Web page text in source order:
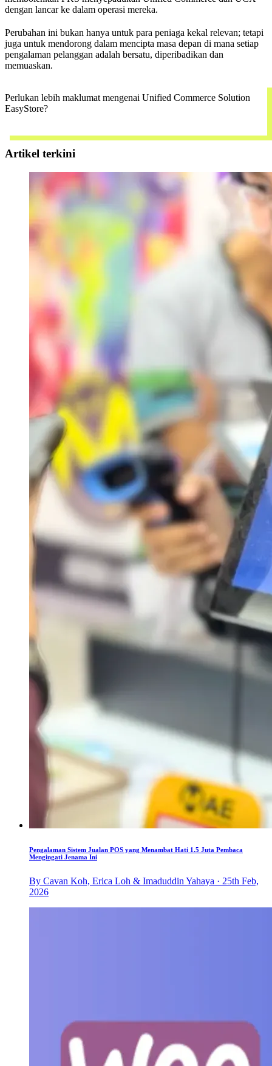
dengan lancar ke dalam operasi mereka.
Perubahan ini bukan hanya untuk para peniaga kekal relevan; tetapi
juga untuk mendorong dalam mencipta masa depan di mana setiap
pengalaman pelanggan adalah bersatu, diperibadikan dan
memuaskan.
Perlukan lebih maklumat mengenai Unified Commerce Solution
EasyStore?
Artikel terkini
Pengalaman Sistem Jualan POS yang Menambat Hati 1.5 Juta Pembaca
Mengingati Jenama Ini
By Cavan Koh, Erica Loh & Imaduddin Yahaya · 25th Feb,
2026